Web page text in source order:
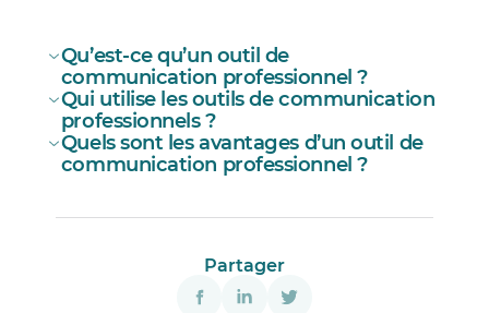
Qu’est-ce qu’un outil de
communication professionnel ?
Qui utilise les outils de communication
professionnels ?
Quels sont les avantages d’un outil de
communication professionnel ?
Une centralisation des communications
Partager